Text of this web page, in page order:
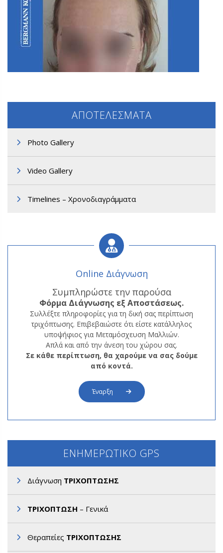
Γ2. ΜΕΤΑΜΟΣΧΕΥΣΗ ΜΑΛΛΙΩΝ
ΑΠΟΤΕΛΕΣΜΑΤΑ
Photo Gallery
Video Gallery
Timelines – Χρονοδιαγράμματα
Online Διάγνωση
Συμπληρώστε την παρούσα
Φόρμα Διάγνωσης εξ Αποστάσεως.
Συλλέξτε πληροφορίες για τη δική σας περίπτωση
τριχόπτωσης. Επιβεβαιώστε ότι είστε κατάλληλος
υποψήφιος για Μεταμόσχευση Μαλλιών.
Απλά και από την άνεση του χώρου σας.
Σε κάθε περίπτωση, θα χαρούμε να σας δούμε
από κοντά.
Έναρξη
ΕΝΗΜΕΡΩΤΙΚΟ GPS
Διάγνωση ΤΡΙΧΟΠΤΩΣΗΣ
ΤΡΙΧΟΠΤΩΣΗ – Γενικά
Θεραπείες ΤΡΙΧΟΠΤΩΣΗΣ